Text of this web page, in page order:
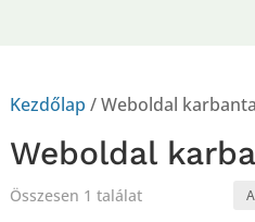
Kezdőlap / Weboldal
Weboldal
Összesen 1 találat